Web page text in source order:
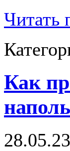
Читать
Как